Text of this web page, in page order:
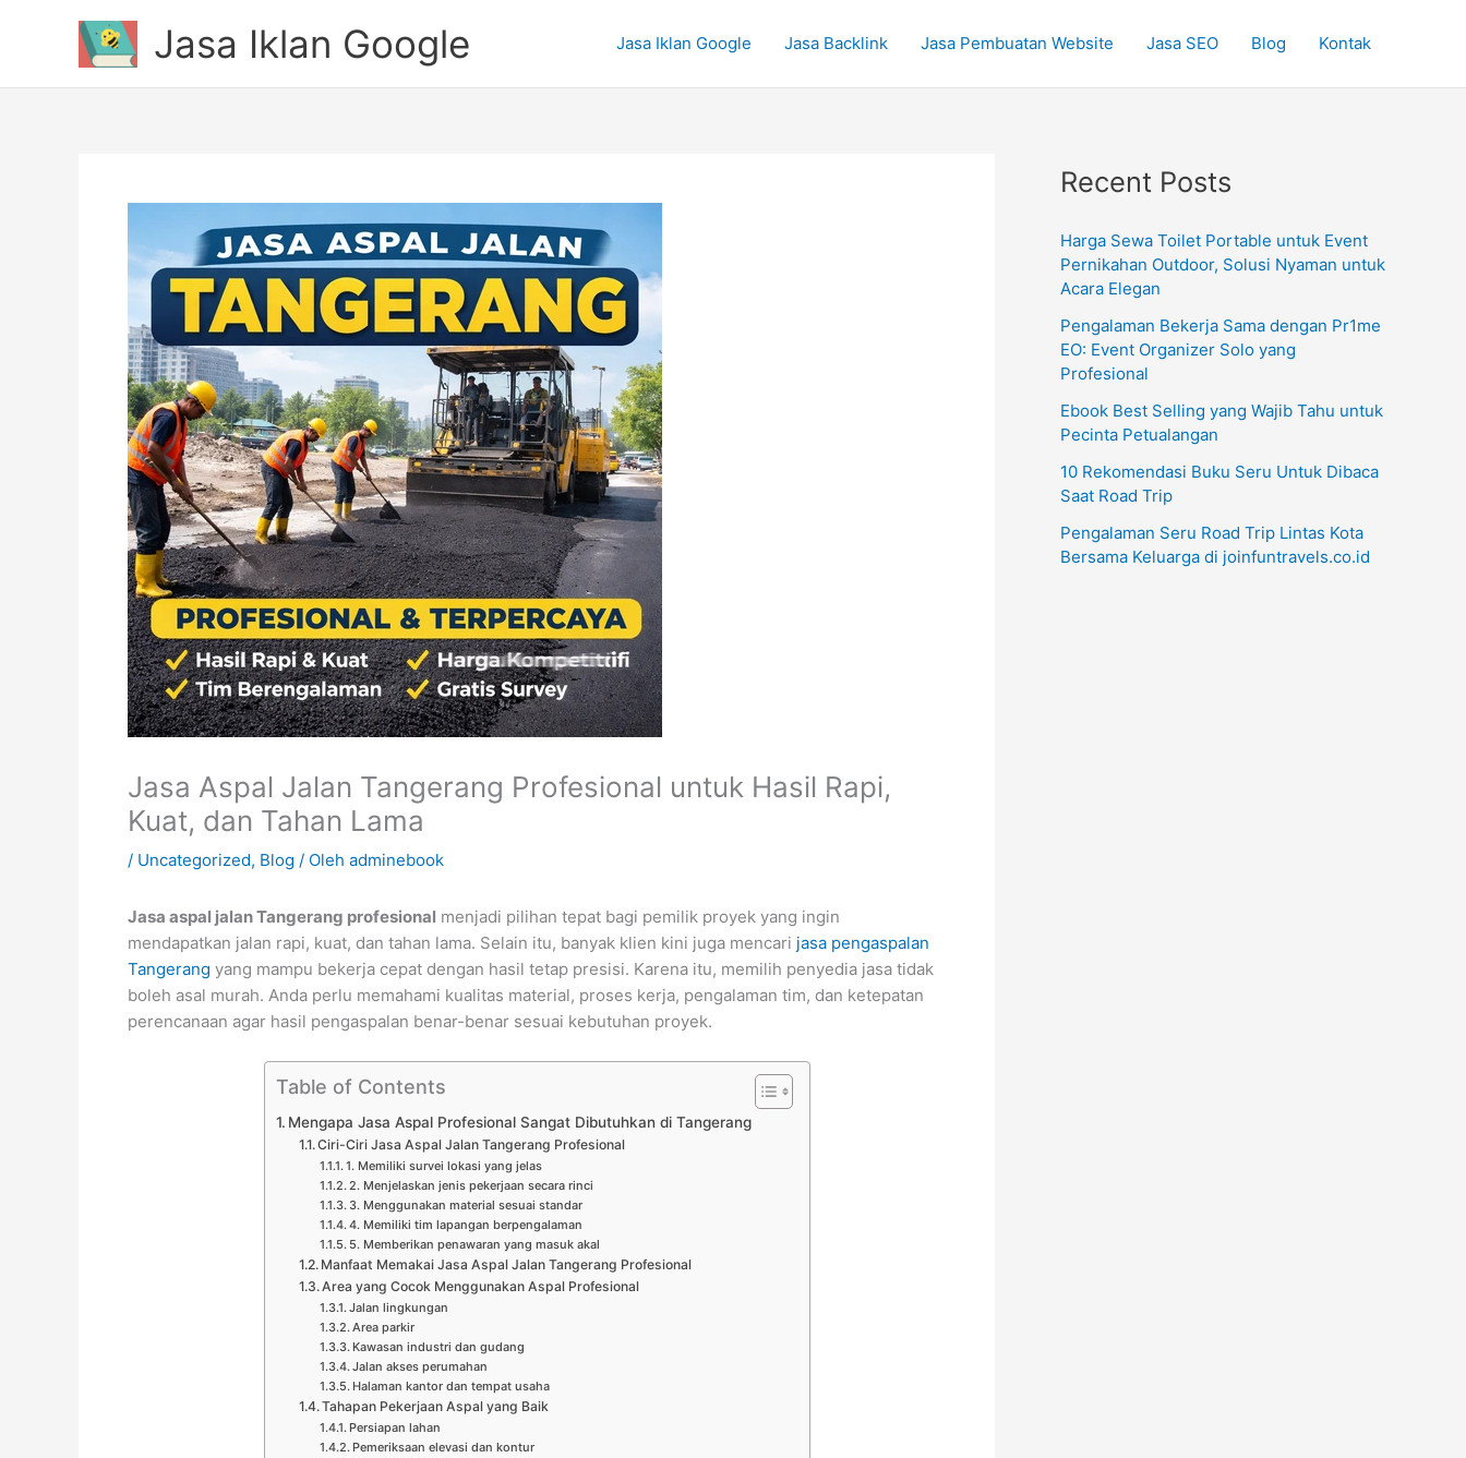
Jasa Iklan Google Jasa Iklan Google Jasa Backlink Jasa Pembuatan Website Jasa SEO Blog Kontak
Jasa Aspal Jalan Tangerang Profesional untuk Hasil Rapi,
Kuat, dan Tahan Lama
/ Uncategorized, Blog / Oleh adminebook
Jasa aspal jalan Tangerang profesional menjadi pilihan tepat bagi pemilik proyek yang ingin
mendapatkan jalan rapi, kuat, dan tahan lama. Selain itu, banyak klien kini juga mencari jasa pengaspalan
Tangerang yang mampu bekerja cepat dengan hasil tetap presisi. Karena itu, memilih penyedia jasa tidak
boleh asal murah. Anda perlu memahami kualitas material, proses kerja, pengalaman tim, dan ketepatan
perencanaan agar hasil pengaspalan benar-benar sesuai kebutuhan proyek.
Table of Contents
Mengapa Jasa Aspal Profesional Sangat Dibutuhkan di Tangerang
Ciri-Ciri Jasa Aspal Jalan Tangerang Profesional
1. Memiliki survei lokasi yang jelas
2. Menjelaskan jenis pekerjaan secara rinci
3. Menggunakan material sesuai standar
4. Memiliki tim lapangan berpengalaman
5. Memberikan penawaran yang masuk akal
Manfaat Memakai Jasa Aspal Jalan Tangerang Profesional
Area yang Cocok Menggunakan Aspal Profesional
Jalan lingkungan
Area parkir
Kawasan industri dan gudang
Jalan akses perumahan
Halaman kantor dan tempat usaha
Tahapan Pekerjaan Aspal yang Baik
Persiapan lahan
Pemeriksaan elevasi dan kontur
Recent Posts
Harga Sewa Toilet Portable untuk Event
Pernikahan Outdoor, Solusi Nyaman untuk
Acara Elegan
Pengalaman Bekerja Sama dengan Pr1me
EO: Event Organizer Solo yang
Profesional
Ebook Best Selling yang Wajib Tahu untuk
Pecinta Petualangan
10 Rekomendasi Buku Seru Untuk Dibaca
Saat Road Trip
Pengalaman Seru Road Trip Lintas Kota
Bersama Keluarga di joinfuntravels.co.id